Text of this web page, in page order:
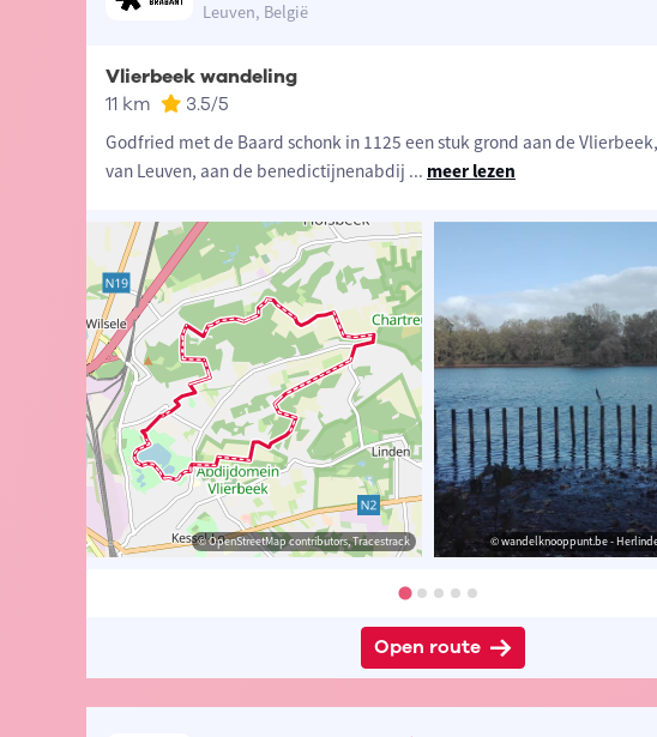
Leuven, België
Vlierbeek wandeling
11 km 3.5/5
Godfried met de Baard schonk in 1125 een stuk grond aan de
van Leuven, aan de benedictijnenabdij ... meer lezen
© OpenStreetMap contributors, Tracestrack © wandelknooppunt.be -
Open route
© Lander Loeckx © OpenStreetMap contributors, Tracestrack